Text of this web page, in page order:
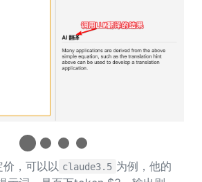
，可以以 claude3.5 为例，他的